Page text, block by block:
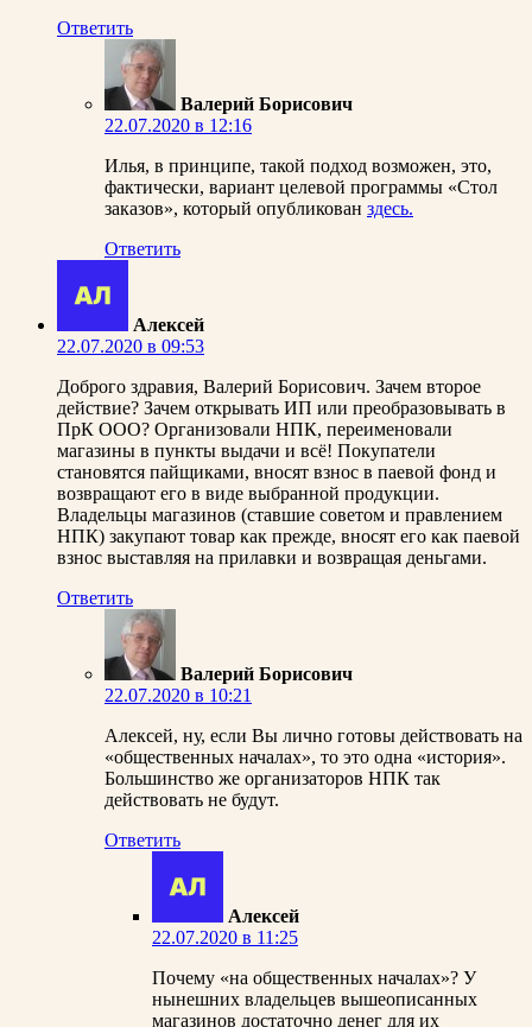
Ответить
Валерий Борисович
22.07.2020 в 12:16
Илья, в принципе, такой подход возможен, это,
фактически, вариант целевой программы «Стол
заказов», который опубликован здесь.
Ответить
Алексей
22.07.2020 в 09:53
Доброго здравия, Валерий Борисович. Зачем второе
действие? Зачем открывать ИП или преобразовывать в
ПрК ООО? Организовали НПК, переименовали
магазины в пункты выдачи и всё! Покупатели
становятся пайщиками, вносят взнос в паевой фонд и
возвращают его в виде выбранной продукции.
Владельцы магазинов (ставшие советом и правлением
НПК) закупают товар как прежде, вносят его как паевой
взнос выставляя на прилавки и возвращая деньгами.
Ответить
Валерий Борисович
22.07.2020 в 10:21
Алексей, ну, если Вы лично готовы действовать на
«общественных началах», то это одна «история».
Большинство же организаторов НПК так
действовать не будут.
Ответить
Алексей
22.07.2020 в 11:25
Почему «на общественных началах»? У
нынешних владельцев вышеописанных
магазинов достаточно денег для их